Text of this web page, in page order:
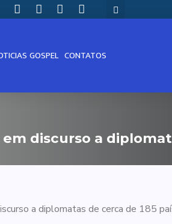
GOSPEL CONTATOS
discurso a
a diplomatas de cerca de 185